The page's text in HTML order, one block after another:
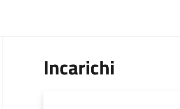
Incarichi